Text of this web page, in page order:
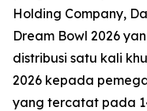
Holding Company,
Dream Bowl 2026
distribusi satu kali
2026 kepada
yang tercatat pada